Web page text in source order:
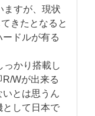
ますが、現状
きたとなると
ドルが有る
っかり搭載し
Wが出来る
とは思うん
して日本で